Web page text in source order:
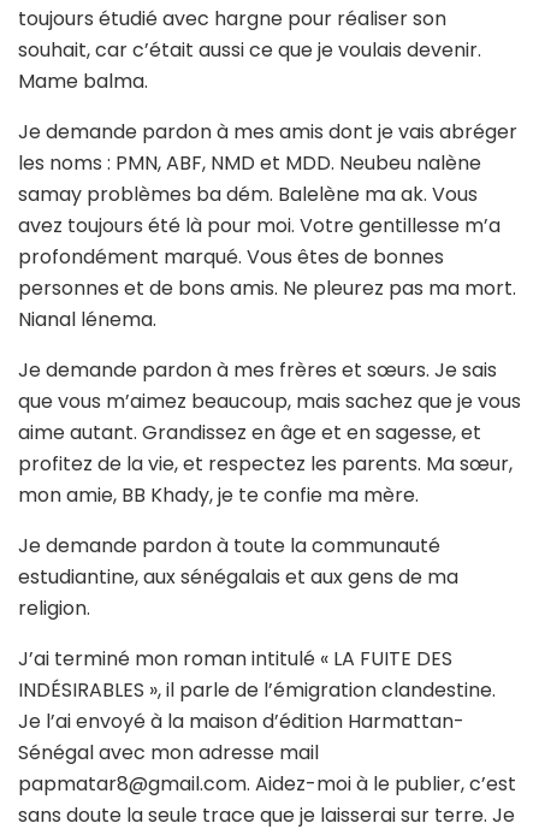
toujours étudié avec hargne pour réaliser son
souhait, car c’était aussi ce que je voulais devenir.
Mame balma.
Je demande pardon à mes amis dont je vais abréger
les noms : PMN, ABF, NMD et MDD. Neubeu nalène
samay problèmes ba dém. Balelène ma ak. Vous
avez toujours été là pour moi. Votre gentillesse m’a
profondément marqué. Vous êtes de bonnes
personnes et de bons amis. Ne pleurez pas ma mort.
Nianal lénema.
Je demande pardon à mes frères et sœurs. Je sais
que vous m’aimez beaucoup, mais sachez que je vous
aime autant. Grandissez en âge et en sagesse, et
profitez de la vie, et respectez les parents. Ma sœur,
mon amie, BB Khady, je te confie ma mère.
Je demande pardon à toute la communauté
estudiantine, aux sénégalais et aux gens de ma
religion.
J’ai terminé mon roman intitulé « LA FUITE DES
INDÉSIRABLES », il parle de l’émigration clandestine.
Je l’ai envoyé à la maison d’édition Harmattan-
Sénégal avec mon adresse mail
papmatar8@gmail.com. Aidez-moi à le publier, c’est
sans doute la seule trace que je laisserai sur terre. Je